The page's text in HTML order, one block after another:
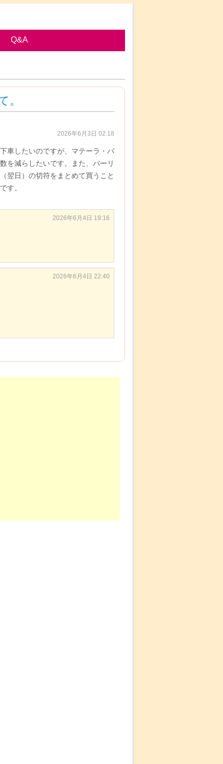
Q&A
2026年6月3日 02:18
車したいのですが、マテーラ・バ
を減らしたいです。また、バーリ
翌日）の切符をまとめて買うこと
す。
2026年6月4日 19:16
2026年6月4日 22:40